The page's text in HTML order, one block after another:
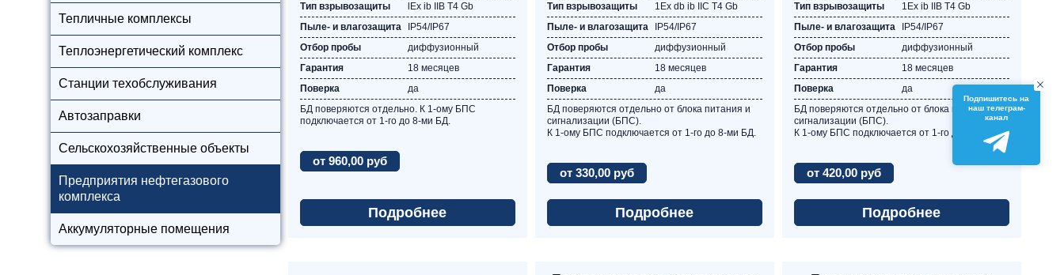
Тепличные комплексы
Теплоэнергетический комплекс
Станции техобслуживания
Автозаправки
Сельскохозяйственные объекты
Предприятия нефтегазового
комплекса
Аккумуляторные помещения
Тип взрывозащиты
lЕх ib IIB T4 Gb
Пыле- и влагозащита
IP54/IP67
Отбор пробы
диффузионный
Гарантия
18 месяцев
Поверка
да
БД поверяются отдельно. К 1-ому БПС
подключается от 1-го до 8-ми БД.
от 960,00 руб
Подробнее
Тип взрывозащиты
1Ex db ib IIC T4 Gb
Пыле- и влагозащита
IP54/IP67
Отбор пробы
диффузионный
Гарантия
18 месяцев
Поверка
да
БД поверяются отдельно от блока питания и
сигнализации (БПС).
К 1-ому БПС подключается от 1-го до 8-ми БД.
от 330,00 руб
Подробнее
Тип взрывозащиты
1Ex ib IIB T4 Gb
Пыле- и влагозащита
IP54/IP67
Отбор пробы
диффузионный
Гарантия
18 месяцев
Поверка
да
БД поверяются отдельно от блока питания и
сигнализации (БПС).
К 1-ому БПС подключается от 1-го до 8-ми БД.
от 420,00 руб
Подробнее
Подпишитесь на
наш телеграм-
канал